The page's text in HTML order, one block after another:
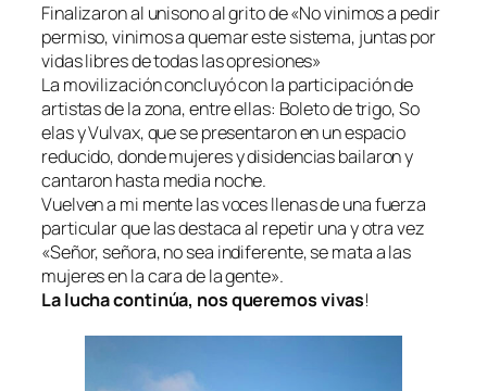
Finalizaron al unisono al grito de «No vinimos a pedir
permiso, vinimos a quemar este sistema, juntas por
vidas libres de todas las opresiones»
La movilización concluyó con la participación de
artistas de la zona, entre ellas: Boleto de trigo, So
elas y Vulvax, que se presentaron en un espacio
reducido, donde mujeres y disidencias bailaron y
cantaron hasta media noche.
Vuelven a mi mente las voces llenas de una fuerza
particular que las destaca al repetir una y otra vez
«Señor, señora, no sea indiferente, se mata a las
mujeres en la cara de la gente».
La lucha continúa, nos queremos vivas!